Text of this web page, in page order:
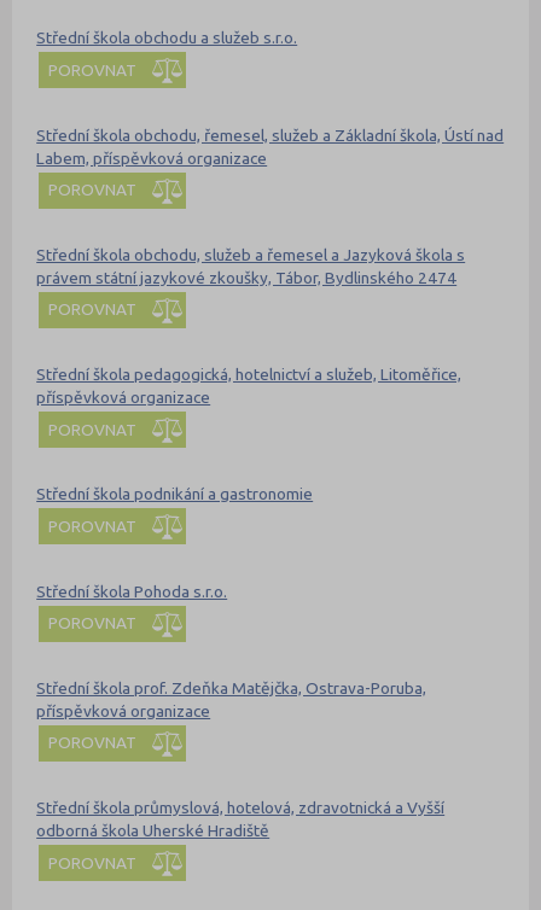
Střední škola obchodu a služeb s.r.o.
POROVNAT
Střední škola obchodu, řemesel, služeb a Základní škola, Ústí nad
Labem, příspěvková organizace
POROVNAT
Střední škola obchodu, služeb a řemesel a Jazyková škola s
právem státní jazykové zkoušky, Tábor, Bydlinského 2474
POROVNAT
Střední škola pedagogická, hotelnictví a služeb, Litoměřice,
příspěvková organizace
POROVNAT
Střední škola podnikání a gastronomie
POROVNAT
Střední škola Pohoda s.r.o.
POROVNAT
Střední škola prof. Zdeňka Matějčka, Ostrava-Poruba,
příspěvková organizace
POROVNAT
Střední škola průmyslová, hotelová, zdravotnická a Vyšší
odborná škola Uherské Hradiště
POROVNAT